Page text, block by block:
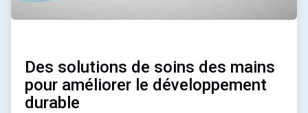
Des solutions de soins des mains
pour améliorer le développement
durable